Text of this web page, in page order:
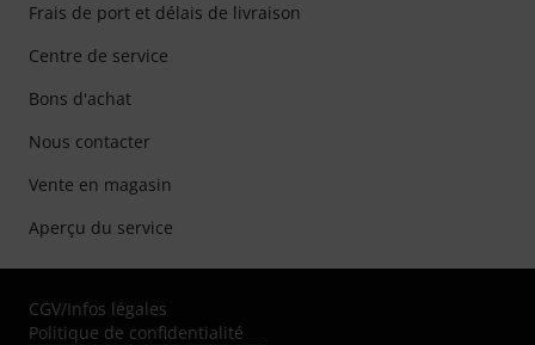
Frais de port et délais de livraison
Centre de service
Bons d'achat
Nous contacter
Vente en magasin
Aperçu du service
CGV/Infos légales
Politique de confidentialité